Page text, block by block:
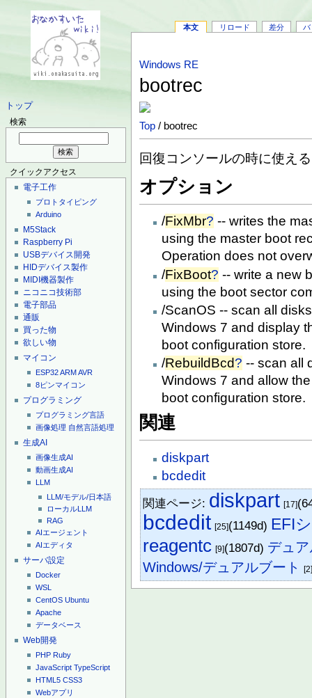
トップ
検索
クイックアクセス
電子工作
プロトタイピング
Arduino
M5Stack
Raspberry Pi
USBデバイス開発
HIDデバイス製作
MIDI機器製作
ニコニコ技術部
電子部品
通販
買った物
欲しい物
マイコン
ESP32ARMAVR
8ピンマイコン
プログラミング
プログラミング言語
画像処理 自然言語処理
生成AI
画像生成AI
動画生成AI
LLM
LLM/モデル/日本語
ローカルLLM
RAG
AIエージェント
AIエディタ
サーバ設定
Docker
WSL
CentOS Ubuntu
Apache
データベース
Web開発
PHP Ruby
JavaScript TypeScript
HTML5 CSS3
Webアプリ
本文 リロード 差分 バ
Windows RE
bootrec
Top / bootrec
回復コンソールの時に使える
オプション
/FixMbr? -- writes the
using the master boot
Operation does not
/FixBoot? -- write a new
using the boot sector
/ScanOS -- scan all
Windows 7 and display
boot configuration store.
/RebuildBcd? -- scan all
Windows 7 and allow
boot configuration store.
関連
diskpart
bcdedit
関連ページ: diskpart [17]
bcdedit [25](1149d) EFI
reagentc [9](1807d) デュ
Windows/デュアルブート